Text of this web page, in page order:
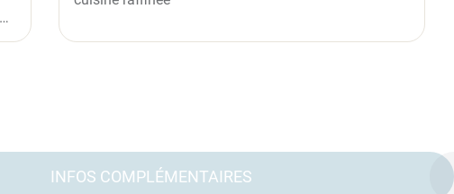
INFOS COMPLÉMENTAIRES